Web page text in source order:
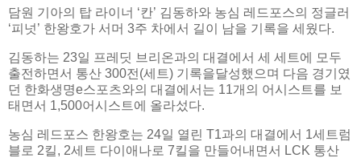
담원 기아의 탑 라이너 ‘칸’ 김동하와 농심 레드포스의 정글러
‘피넛’ 한왕호가 서머 3주 차에서 길이 남을 기록을 세웠다.
김동하는 23일 프레딧 브리온과의 대결에서 세 세트에 모두
출전하면서 통산 300전(세트) 기록을달성했으며 다음 경기였
던 한화생명e스포츠와의 대결에서는 11개의 어시스트를 보
태면서 1,500어시스트에 올라섰다.
농심 레드포스 한왕호는 24일 열린 T1과의 대결에서 1세트럼
블로 2킬, 2세트 다이애나로 7킬을 만들어내면서 LCK 통산